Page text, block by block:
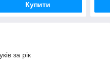
Купити
за рік